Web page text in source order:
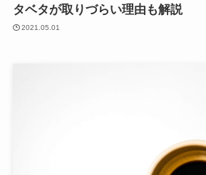
タベタが取りづらい理由も解説
2021.05.01